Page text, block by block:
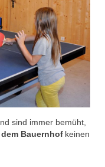
sind immer bemüht,
Bauernhof keinen